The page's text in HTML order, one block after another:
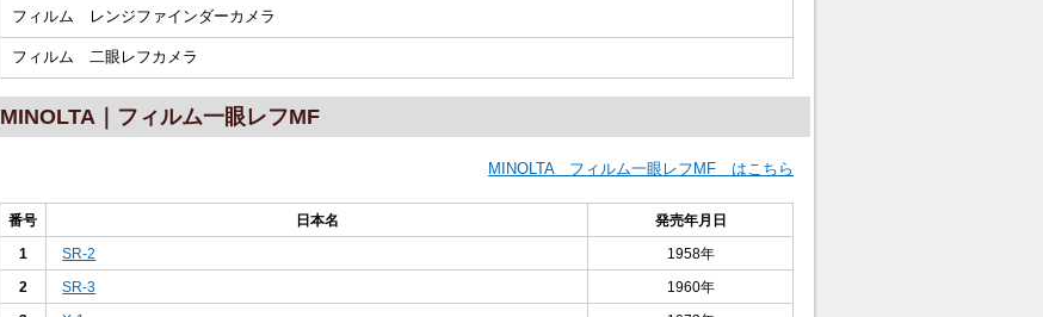
フィルム レンジファインダーカメラ
フィルム 二眼レフカメラ
MINOLTA｜フィルム一眼レフMF
MINOLTA フィルム一眼レフMF はこちら
番号 日本名 発売年月日
1 SR-2 1958年
2 SR-3 1960年